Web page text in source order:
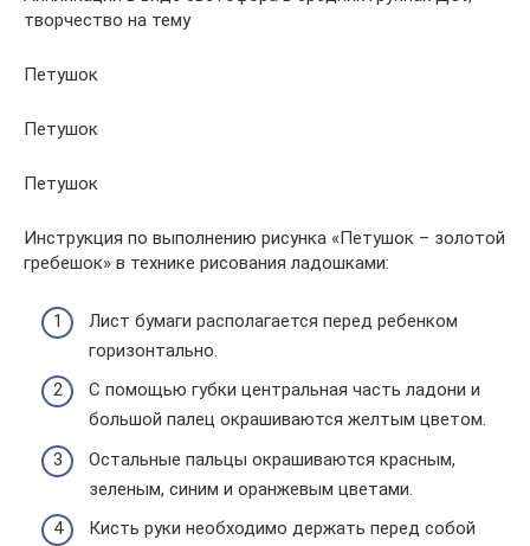
творчество на тему
Петушок
Петушок
Петушок
Инструкция по выполнению рисунка «Петушок – золотой
гребешок» в технике рисования ладошками:
Лист бумаги располагается перед ребенком
горизонтально.
С помощью губки центральная часть ладони и
большой палец окрашиваются желтым цветом.
Остальные пальцы окрашиваются красным,
зеленым, синим и оранжевым цветами.
Кисть руки необходимо держать перед собой